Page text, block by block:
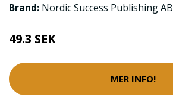
Brand: Nordic Success Publishing AB
49.3 SEK
MER INFO!